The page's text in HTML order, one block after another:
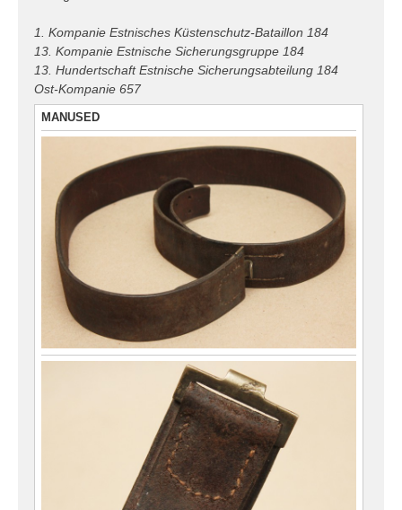
1. Kompanie Estnisches Küstenschutz-Bataillon 184
13. Kompanie Estnische Sicherungsgruppe 184
13. Hundertschaft Estnische Sicherungsabteilung 184
Ost-Kompanie 657
MANUSED